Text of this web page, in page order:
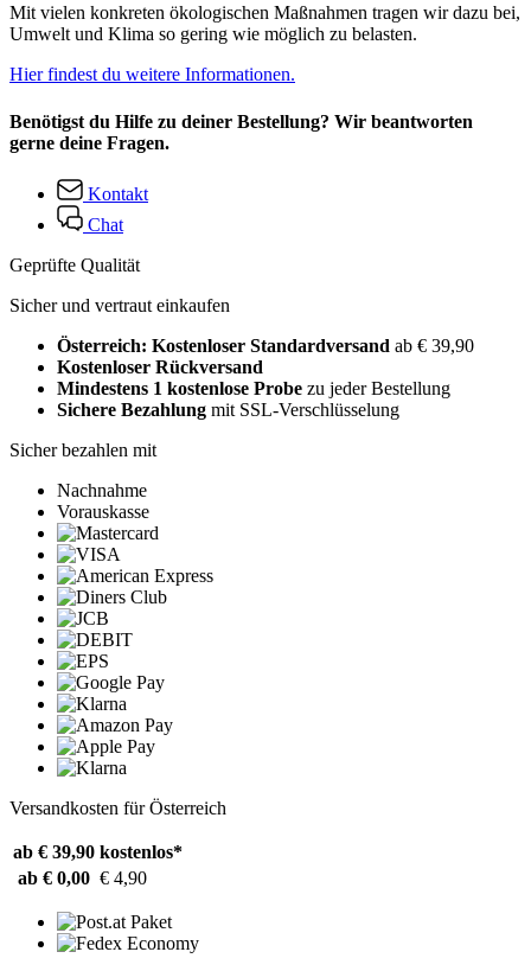
Mit vielen konkreten ökologischen Maßnahmen tragen wir dazu bei,
Umwelt und Klima so gering wie möglich zu belasten.
Hier findest du weitere Informationen.
Benötigst du Hilfe zu deiner Bestellung? Wir beantworten
gerne deine Fragen.
Kontakt
Chat
Geprüfte Qualität
Sicher und vertraut einkaufen
Österreich: Kostenloser Standardversand ab € 39,90
Kostenloser Rückversand
Mindestens 1 kostenlose Probe zu jeder Bestellung
Sichere Bezahlung mit SSL-Verschlüsselung
Sicher bezahlen mit
Nachnahme
Vorauskasse
Versandkosten für Österreich
ab € 39,90 kostenlos*
ab € 0,00 € 4,90